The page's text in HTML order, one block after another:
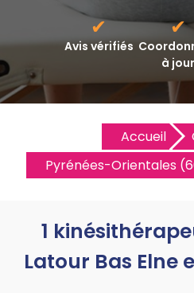
✔
Avis vérifiés
✔
à jour
Accueil
Pyrénées-Orientales
1
Latour Bas Elne